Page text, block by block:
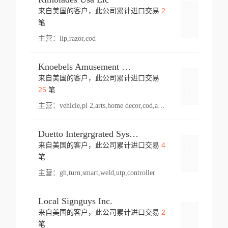
来自美国的客户，此公司累计进口交易 2
笔
主营： lip,razor,cod
Knoebels Amusement Resort
来自美国的客户，此公司累计进口交易
25笔
主营： vehicle,pl 2,arts,home decor,cod,amusement ride,sea
Duetto Intergrgrated Systems Inc.
来自美国的客户，此公司累计进口交易 4
笔
主营： gh,turn,smart,weld,utp,controller
Local Signguys Inc.
来自美国的客户，此公司累计进口交易 2
笔